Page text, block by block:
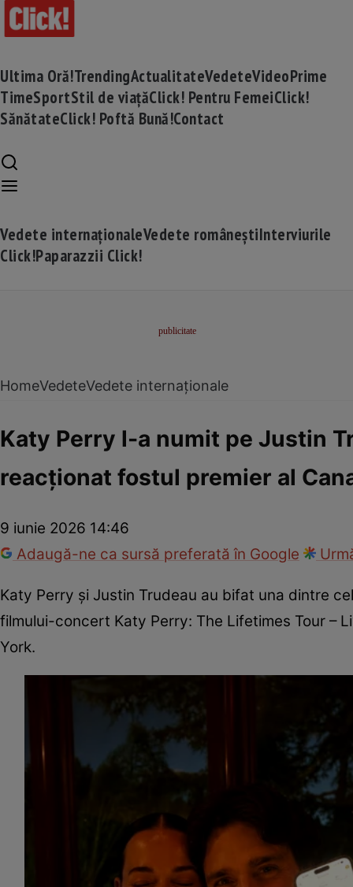
Ultima Oră!TrendingActualitateVedeteVideoPrime
TimeSportStil de viațăClick! Pentru FemeiClick!
SănătateClick! Poftă Bună!Contact
Vedete internaționaleVedete româneștiInterviurile
Click!Paparazzii Click!
HomeVedeteVedete internaționale
Katy Perry l-a numit pe Justin
reacționat fostul premier al
9 iunie 2026 14:46
Adaugă-ne ca sursă preferată în Google
Katy Perry și Justin Trudeau au bifat una dintre
filmului-concert Katy Perry: The Lifetimes Tour –
York.